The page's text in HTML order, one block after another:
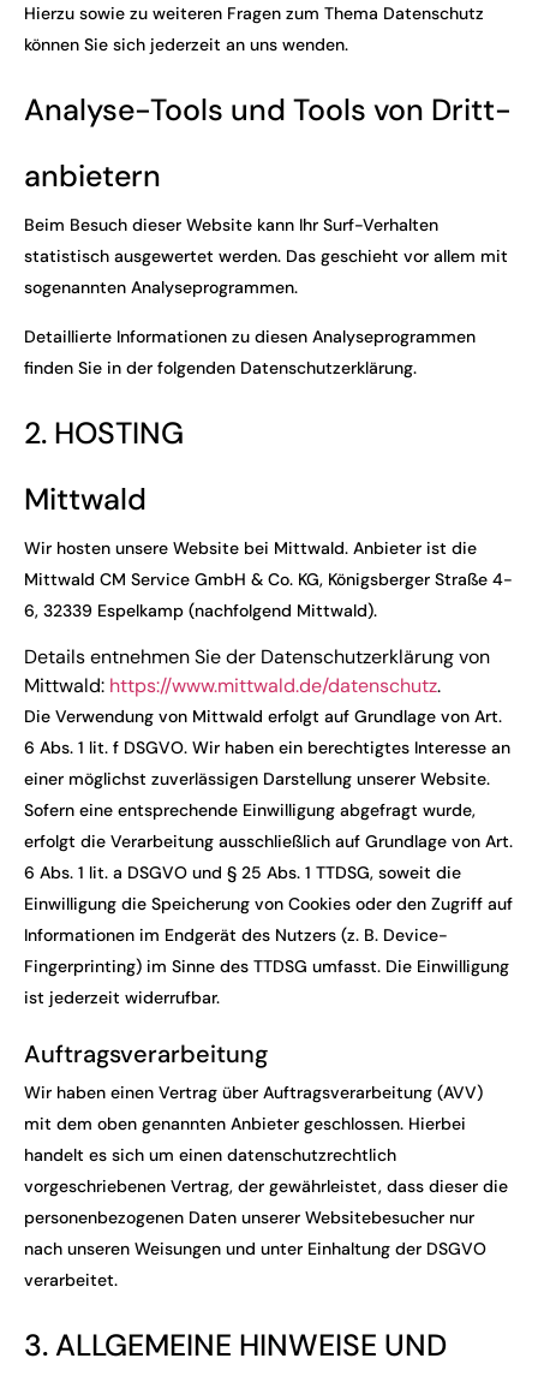
Hierzu sowie zu weiteren Fragen zum Thema Datenschutz
können Sie sich jederzeit an uns wenden.
Analyse-Tools und Tools von Dritt­
anbietern
Beim Besuch dieser Website kann Ihr Surf-Verhalten
statistisch ausgewertet werden. Das geschieht vor allem mit
sogenannten Analyseprogrammen.
Detaillierte Informationen zu diesen Analyseprogrammen
finden Sie in der folgenden Datenschutzerklärung.
2. HOSTING
Mittwald
Wir hosten unsere Website bei Mittwald. Anbieter ist die
Mittwald CM Service GmbH & Co. KG, Königsberger Straße 4-
6, 32339 Espelkamp (nachfolgend Mittwald).
Details entnehmen Sie der Datenschutzerklärung von
Mittwald: https://www.mittwald.de/datenschutz.
Die Verwendung von Mittwald erfolgt auf Grundlage von Art.
6 Abs. 1 lit. f DSGVO. Wir haben ein berechtigtes Interesse an
einer möglichst zuverlässigen Darstellung unserer Website.
Sofern eine entsprechende Einwilligung abgefragt wurde,
erfolgt die Verarbeitung ausschließlich auf Grundlage von Art.
6 Abs. 1 lit. a DSGVO und § 25 Abs. 1 TTDSG, soweit die
Einwilligung die Speicherung von Cookies oder den Zugriff auf
Informationen im Endgerät des Nutzers (z. B. Device-
Fingerprinting) im Sinne des TTDSG umfasst. Die Einwilligung
ist jederzeit widerrufbar.
Auftragsverarbeitung
Wir haben einen Vertrag über Auftragsverarbeitung (AVV)
mit dem oben genannten Anbieter geschlossen. Hierbei
handelt es sich um einen datenschutzrechtlich
vorgeschriebenen Vertrag, der gewährleistet, dass dieser die
personenbezogenen Daten unserer Websitebesucher nur
nach unseren Weisungen und unter Einhaltung der DSGVO
verarbeitet.
3. ALLGEMEINE HINWEISE UND